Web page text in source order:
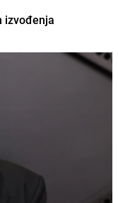
izvođenja